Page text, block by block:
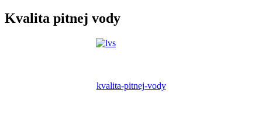
Kvalita pitnej vody
kvalita-pitnej-vody